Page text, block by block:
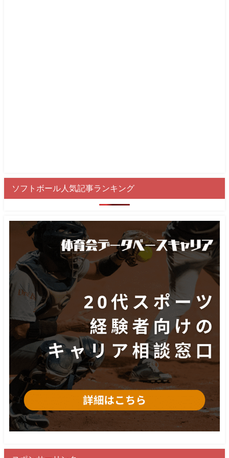
ソフトボール人気記事ランキング